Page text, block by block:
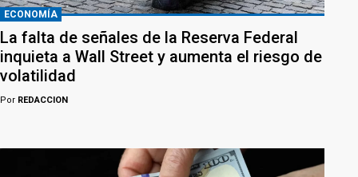
ECONOMÍA
La falta de señales de la Reserva Federal
inquieta a Wall Street y aumenta el riesgo de
volatilidad
Por REDACCION